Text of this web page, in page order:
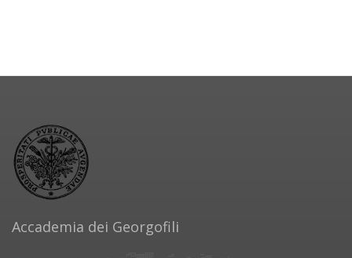
Accademia dei Georgofili